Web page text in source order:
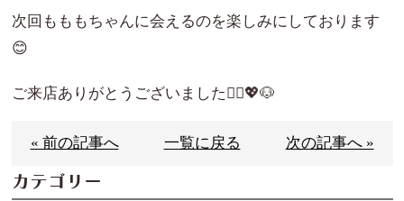
次回もももちゃんに会えるのを楽しみにしております
😊
ご来店ありがとうございました🙇‍♀️💖🐶
« 前の記事へ 一覧に戻る 次の記事へ »
カテゴリー